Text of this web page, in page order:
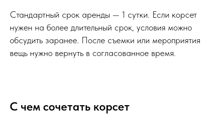
Стандартный срок аренды — 1 сутки. Если корсет
нужен на более длительный срок, условия можно
обсудить заранее. После съемки или мероприятия
вещь нужно вернуть в согласованное время.
С чем сочетать корсет